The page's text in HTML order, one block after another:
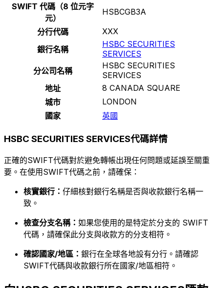
SWIFT 代碼（8 位元字
元）
HSBCGB3A
分行代碼
XXX
銀行名稱
HSBC SECURITIES
SERVICES
分公司名稱
HSBC SECURITIES
SERVICES
地址
8 CANADA SQUARE
城市
LONDON
國家
英國
HSBC SECURITIES SERVICES代碼詳情
正確的SWIFT代碼對於避免轉帳出現任何問題或延誤至關重
要。在使用SWIFT代碼之前，請確保：
核實銀行： 仔細核對銀行名稱是否與收款銀行名稱一
致。
檢查分支名稱： 如果您使用的是特定於分支的 SWIFT
代碼，請確保此分支與收款方的分支相符。
確認國家/地區： 銀行在全球各地設有分行。請確認
SWIFT代碼與收款銀行所在國家/地區相符。